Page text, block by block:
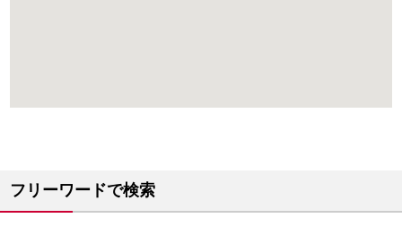
フリーワードで検索